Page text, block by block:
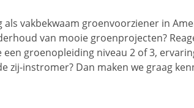
als vakbekwaam groenvoorziener in
van mooie groenprojecten?
een groenopleiding niveau 2 of 3,
zij-instromer? Dan maken we graag